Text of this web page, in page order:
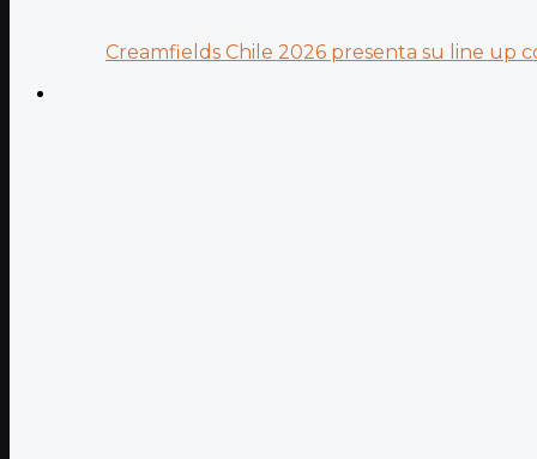
Creamfields Chile 2026 presenta su line up